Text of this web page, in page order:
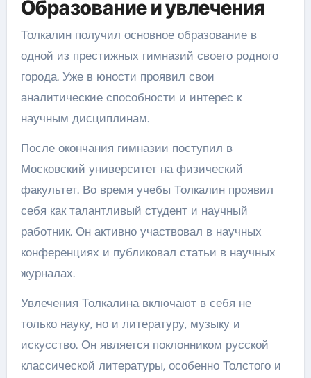
Образование и увлечения
Толкалин получил основное образование в
одной из престижных гимназий своего родного
города. Уже в юности проявил свои
аналитические способности и интерес к
научным дисциплинам.
После окончания гимназии поступил в
Московский университет на физический
факультет. Во время учебы Толкалин проявил
себя как талантливый студент и научный
работник. Он активно участвовал в научных
конференциях и публиковал статьи в научных
журналах.
Увлечения Толкалина включают в себя не
только науку, но и литературу, музыку и
искусство. Он является поклонником русской
классической литературы, особенно Толстого и